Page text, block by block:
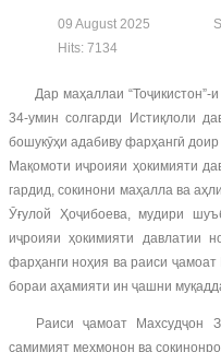
09 August 2025
Hits: 7134
Дар маҳаллаи “Тоҷикистон”-
34-умин солгарди Истиқлоли
бошукӯҳи адабиву фарҳангӣ
Мақомоти иҷроияи ҳокимияти
гардид, сокинони маҳалла ва
Ӯғулой Ҳоҷибоева, мудири
иҷроияи ҳокимияти давлатии
фарҳанги ноҳия ва раиси
бораи аҳамияти ин ҷашни
Раиси ҷамоат Махсудҷон
самимият меҳмонон ва